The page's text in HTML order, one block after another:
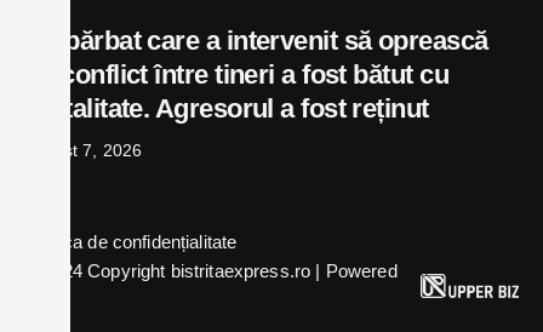
Un bărbat care a intervenit să oprească
un conflict între tineri a fost bătut cu
brutalitate. Agresorul a fost reținut
august 7, 2026
© 2024 Copyright bistritaexpress.ro | Powered
Politica de confidențialitate